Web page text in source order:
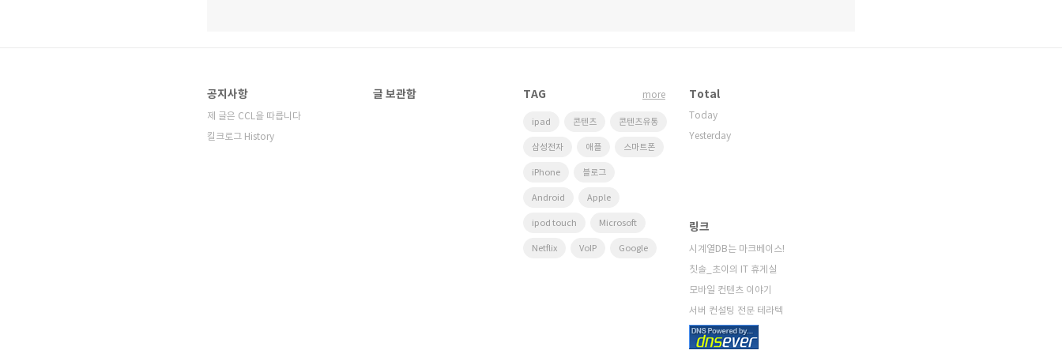
공지사항
제 글은 CCL을 따릅니다
킬크로그 History
글 보관함 TAG
ipad 콘텐츠 콘텐츠유통
삼성전자 애플 스마트폰
iPhone 블로그
Android Apple
ipod touch Microsoft
Netflix VoIP Google
more Total
Today
Yesterday
링크
시계열DB는 마크베이스!
칫솔_초이의 IT 휴게실
모바일 컨텐츠 이야기
서버 컨설팅 전문 테라텍